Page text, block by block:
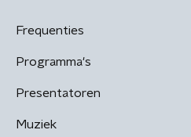
Frequenties
Programma's
Presentatoren
Muziek